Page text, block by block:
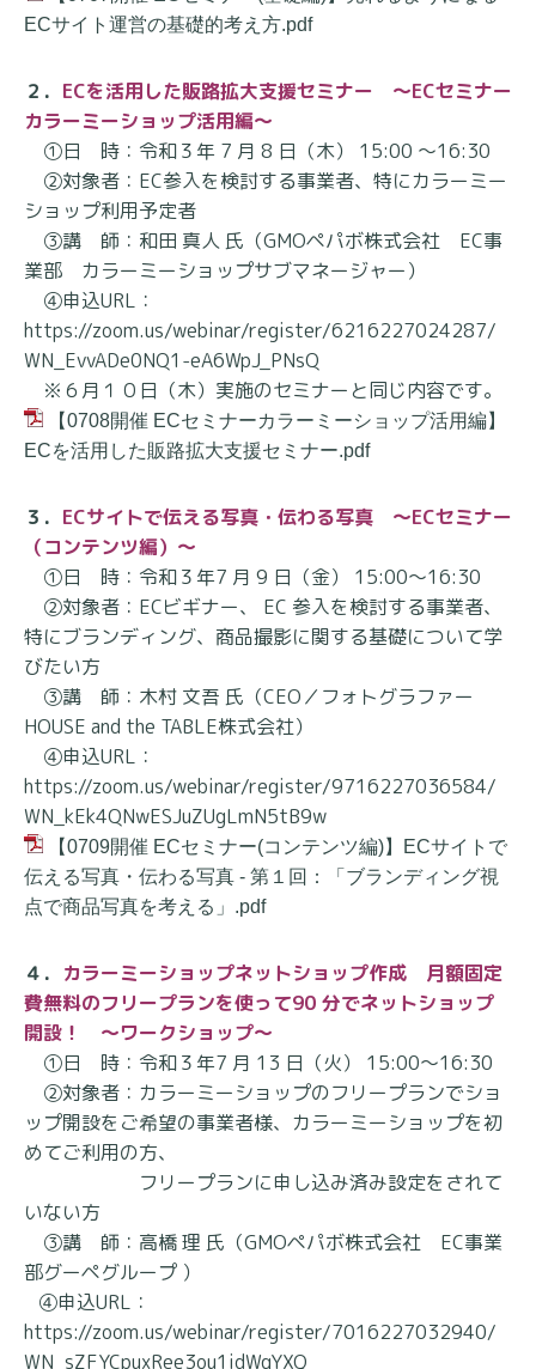
ECサイト運営の基礎的考え方.pdf
２． ECを活用した販路拡大支援セミナー ～ECセミナー
カラーミーショップ活用編～
①日 時：令和３年 7 月 8 日（木） 15:00 ～16:30
②対象者：EC参入を検討する事業者、特にカラーミー
ショップ利用予定者
③講 師：和田 真人 氏（GMOペパボ株式会社 EC事
業部 カラーミーショップサブマネージャー）
④申込URL：
https://zoom.us/webinar/register/6216227024287/
WN_EvvADe0NQ1-eA6WpJ_PNsQ
※６月１０日（木）実施のセミナーと同じ内容です。
【0708開催 ECセミナーカラーミーショップ活用編】
ECを活用した販路拡大支援セミナー.pdf
３． ECサイトで伝える写真・伝わる写真 ～ECセミナー
（コンテンツ編）～
①日 時：令和３年7 月 9 日（金） 15:00～16:30
②対象者：ECビギナー、 EC 参入を検討する事業者、
特にブランディング、商品撮影に関する基礎について学
びたい方
③講 師：木村 文吾 氏（CEO／フォトグラファー
HOUSE and the TABLE株式会社）
④申込URL：
https://zoom.us/webinar/register/9716227036584/
WN_kEk4QNwESJuZUgLmN5tB9w
【0709開催 ECセミナー(コンテンツ編)】ECサイトで
伝える写真・伝わる写真 - 第１回：「ブランディング視
点で商品写真を考える」.pdf
４． カラーミーショップネットショップ作成 月額固定
費無料のフリープランを使って90 分でネットショップ
開設！ ～ワークショップ～
①日 時：令和３年7 月 13 日（火） 15:00～16:30
②対象者：カラーミーショップのフリープランでショ
ップ開設をご希望の事業者様、カラーミーショッ プを初
めてご利用の方、
フリープランに申し込み済み設定をされて
いない方
③講 師：高橋 理 氏（GMOペパボ株式会社 EC事業
部グーペグループ ）
④申込URL：
https://zoom.us/webinar/register/7016227032940/
WN_sZFYCpuxRee3ou1idWgYXQ